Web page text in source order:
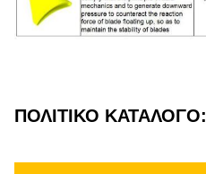
ΠΟΛΙΤΙΚΟ ΚΑΤΑΛΟΓΟ: